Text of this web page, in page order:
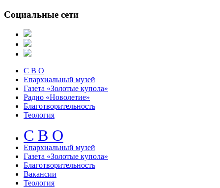
Социальные сети
С В О
Епархиальный музей
Газета «Золотые купола»
Радио «Новолетие»
Благотворительность
Теология
С В О
Епархиальный музeй
Газета «Золотые купола»
Благотворительность
Вакансии
Теология